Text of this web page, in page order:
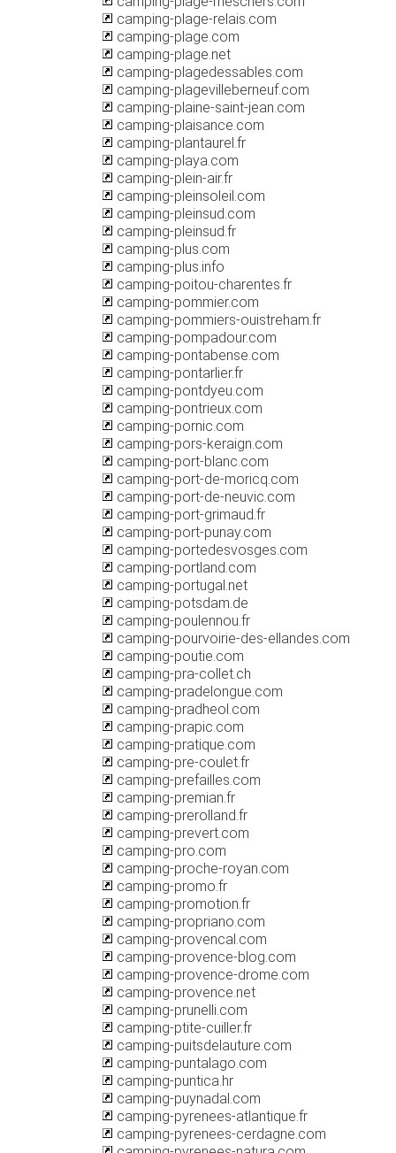
camping-plage-relais.com
camping-plage.com
camping-plage.net
camping-plagedessables.com
camping-plagevilleberneuf.com
camping-plaine-saint-jean.com
camping-plaisance.com
camping-plantaurel.fr
camping-playa.com
camping-plein-air.fr
camping-pleinsoleil.com
camping-pleinsud.com
camping-pleinsud.fr
camping-plus.com
camping-plus.info
camping-poitou-charentes.fr
camping-pommier.com
camping-pommiers-ouistreham.fr
camping-pompadour.com
camping-pontabense.com
camping-pontarlier.fr
camping-pontdyeu.com
camping-pontrieux.com
camping-pornic.com
camping-pors-keraign.com
camping-port-blanc.com
camping-port-de-moricq.com
camping-port-de-neuvic.com
camping-port-grimaud.fr
camping-port-punay.com
camping-portedesvosges.com
camping-portland.com
camping-portugal.net
camping-potsdam.de
camping-poulennou.fr
camping-pourvoirie-des-ellandes.com
camping-poutie.com
camping-pra-collet.ch
camping-pradelongue.com
camping-pradheol.com
camping-prapic.com
camping-pratique.com
camping-pre-coulet.fr
camping-prefailles.com
camping-premian.fr
camping-prerolland.fr
camping-prevert.com
camping-pro.com
camping-proche-royan.com
camping-promo.fr
camping-promotion.fr
camping-propriano.com
camping-provencal.com
camping-provence-blog.com
camping-provence-drome.com
camping-provence.net
camping-prunelli.com
camping-ptite-cuiller.fr
camping-puitsdelauture.com
camping-puntalago.com
camping-puntica.hr
camping-puynadal.com
camping-pyrenees-atlantique.fr
camping-pyrenees-cerdagne.com